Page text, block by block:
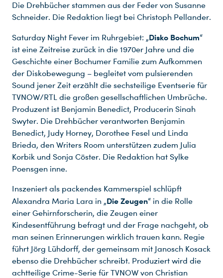
Die Drehbücher stammen aus der Feder von Susanne
Schneider. Die Redaktion liegt bei Christoph Pellander.
Saturday Night Fever im Ruhrgebiet: „Disko Bochum“
ist eine Zeitreise zurück in die 1970er Jahre und die
Geschichte einer Bochumer Familie zum Aufkommen
der Diskobewegung – begleitet vom pulsierenden
Sound jener Zeit erzählt die sechsteilige Eventserie für
TVNOW/RTL die großen gesellschaftlichen Umbrüche.
Produzent ist Benjamin Benedict, Producerin Sinah
Swyter. Die Drehbücher verantworten Benjamin
Benedict, Judy Horney, Dorothee Fesel und Linda
Brieda, den Writers Room unterstützen zudem Julia
Korbik und Sonja Cöster. Die Redaktion hat Sylke
Poensgen inne.
Inszeniert als packendes Kammerspiel schlüpft
Alexandra Maria Lara in „Die Zeugen“ in die Rolle
einer Gehirnforscherin, die Zeugen einer
Kindesentführung befragt und der Frage nachgeht, ob
man seinen Erinnerungen wirklich trauen kann. Regie
führt Jörg Lühdorff, der gemeinsam mit Janosch Kosack
ebenso die Drehbücher schreibt. Produziert wird die
achtteilige Crime-Serie für TVNOW von Christian